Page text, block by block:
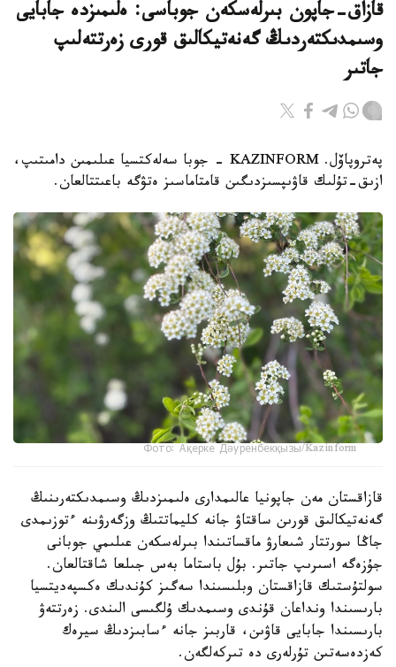
قازاق-جاپون بىرلەسكەن جوباسى: ەلىمىزدە جابايى
وسىمدىكتەردىڭ گەنەتيكالىق قورى زەرتتەلىپ
جاتىر
پەتروپاۆل. KAZINFORM - جوبا سەلەكتسيا عىلىمىن دامىتىپ،
ازىق-تۇلىك قاۋىپسىزدىگىن قامتاماسىز ەتۋگە باعىتتالعان.
Фото: Ақерке Дәуренбекқызы/Kazinform
قازاقستان مەن جاپونيا عالىمدارى ەلىمىزدىڭ وسىمدىكتەرىنىڭ
گەنەتيكالىق قورىن ساقتاۋ جانە كليماتتىڭ وزگەرۋىنە ءتوزىمدى
جاڭا سورتتار شىعارۋ ماقساتىندا بىرلەسكەن عىلىمي جوبانى
جۇزەگە اسىرىپ جاتىر. بۇل باستاما بەس جىلعا شاقتالعان.
سولتۇستىك قازاقستان وبلىسىندا سەگىز كۇندىك ەكسپەديتسيا
بارىسىندا ونداعان قۇندى وسىمدىك ۇلگىسى الىندى. زەرتتەۋ
بارىسىندا جابايى قاۋىن، قاربىز جانە ءسابىزدىڭ سيرەك
كەزدەسەتىن تۇرلەرى دە تىركەلگەن.